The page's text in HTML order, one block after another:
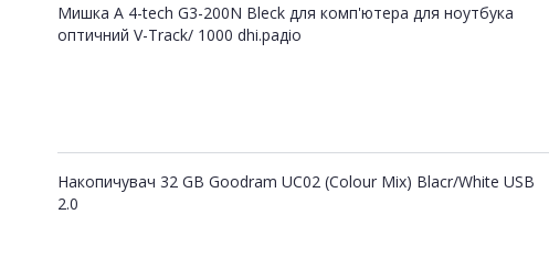
Мишка A 4-tech G3-200N Bleck для комп'ютера для ноутбука
оптичний V-Track/ 1000 dhi.радіо
Накопичувач 32 GB Goodram UC02 (Colour Mix) Blacr/White USB
2.0